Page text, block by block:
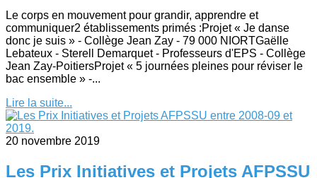
Le corps en mouvement pour grandir, apprendre et
communiquer2 établissements primés :Projet « Je danse
donc je suis » - Collège Jean Zay - 79 000 NIORTGaëlle
Lebateux - Sterell Demarquet - Professeurs d'EPS - Collège
Jean Zay-PoitiersProjet « 5 journées pleines pour réviser le
bac ensemble » -...
Lire la suite...
20 novembre 2019
Les Prix Initiatives et Projets AFPSSU